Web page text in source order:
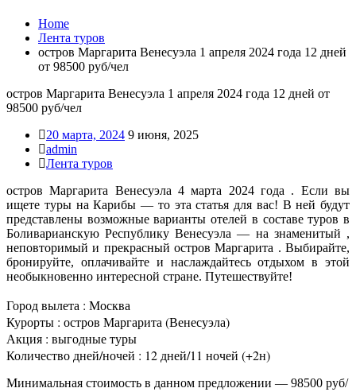
Home
Лента туров
остров Маргарита Венесуэла 1 апреля 2024 года 12 дней
от 98500 руб/чел
остров Маргарита Венесуэла 1 апреля 2024 года 12 дней от
98500 руб/чел
20 марта, 2024 9 июня, 2025
admin
Лента туров
остров Маргарита Венесуэла 4 марта 2024 года . Если вы
ищете туры на Карибы — то эта статья для вас! В ней будут
представлены возможные варианты отелей в составе туров в
Боливарианскую Республику Венесуэла — на знаменитый ,
неповторимый и прекрасный остров Маргарита . Выбирайте,
бронируйте, оплачивайте и наслаждайтесь отдыхом в этой
необыкновенно интересной стране. Путешествуйте!
Город вылета : Москва
Курорты : остров Маргарита (Венесуэла)
Акция : выгодные туры
Количество дней/ночей : 12 дней/11 ночей (+2н)
Минимальная стоимость в данном предложении — 98500 руб/